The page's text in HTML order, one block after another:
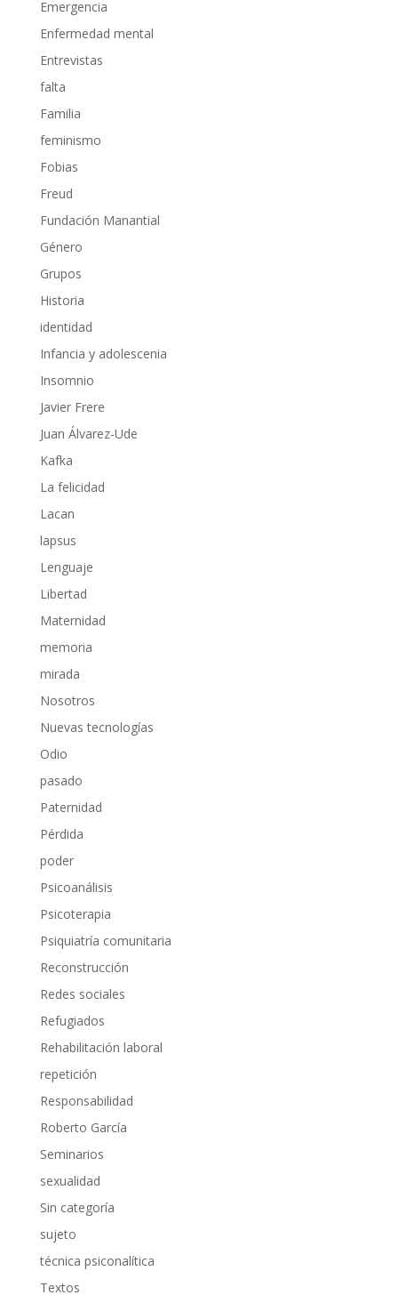
Emergencia
Enfermedad mental
Entrevistas
falta
Familia
feminismo
Fobias
Freud
Fundación Manantial
Género
Grupos
Historia
identidad
Infancia y adolescenia
Insomnio
Javier Frere
Juan Álvarez-Ude
Kafka
La felicidad
Lacan
lapsus
Lenguaje
Libertad
Maternidad
memoria
mirada
Nosotros
Nuevas tecnologías
Odio
pasado
Paternidad
Pérdida
poder
Psicoanálisis
Psicoterapia
Psiquiatría comunitaria
Reconstrucción
Redes sociales
Refugiados
Rehabilitación laboral
repetición
Responsabilidad
Roberto García
Seminarios
sexualidad
Sin categoría
sujeto
técnica psiconalítica
Textos